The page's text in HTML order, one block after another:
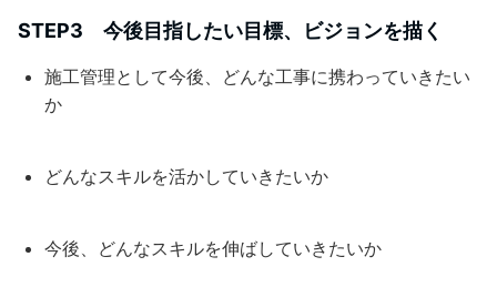
STEP3 今後目指したい目標、ビジョンを描く
施工管理として今後、どんな工事に携わっていきたい
か
どんなスキルを活かしていきたいか
今後、どんなスキルを伸ばしていきたいか